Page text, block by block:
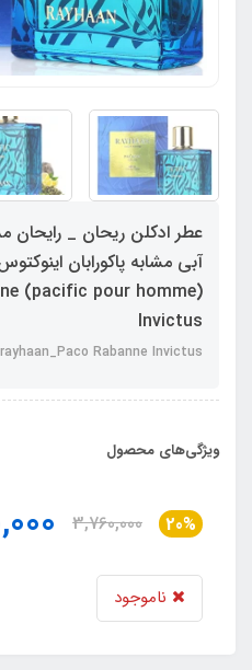
عطر ادکلن ریحان _
آبی مشابه پاکورابان
Invictus
Rabanne Invictus
ویژگی‌های محصول
20%
3,760,000
ناموجود